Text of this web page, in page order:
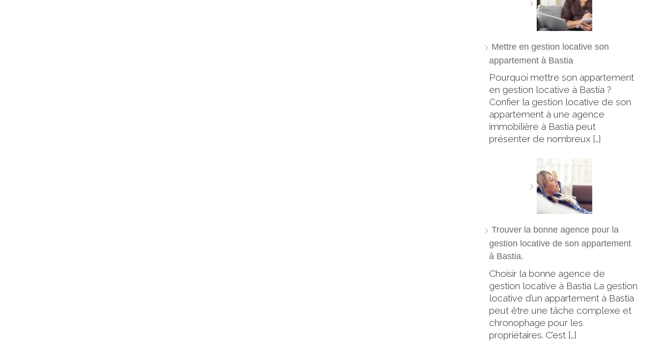
Mettre en gestion locative son
appartement à Bastia
Pourquoi mettre son appartement
en gestion locative à Bastia ?
Confier la gestion locative de son
appartement à une agence
immobilière à Bastia peut
présenter de nombreux […]
Trouver la bonne agence pour la
gestion locative de son appartement
à Bastia.
Choisir la bonne agence de
gestion locative à Bastia La gestion
locative d’un appartement à Bastia
peut être une tâche complexe et
chronophage pour les
propriétaires. C’est […]